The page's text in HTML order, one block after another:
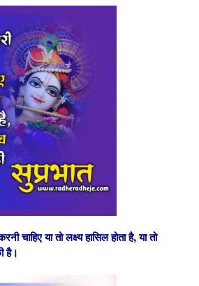
चाहिए या तो लक्ष्य हासिल होता है, या तो
है।